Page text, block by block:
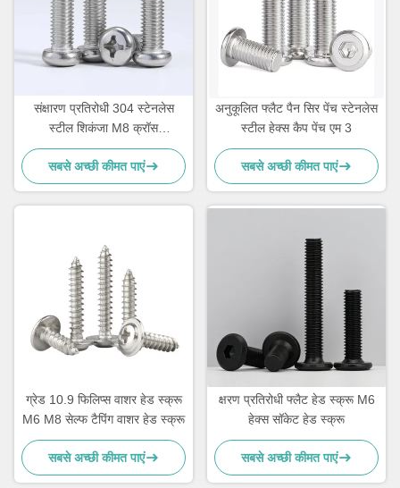
संक्षारण प्रतिरोधी 304 स्टेनलेस
स्टील शिकंजा M8 क्रॉस
Recessed सिर मशीन शिकंजा
सबसे अच्छी कीमत पाएं
अनुकूलित फ्लैट पैन सिर पेंच स्टेनलेस
स्टील हेक्स कैप पेंच एम 3
सबसे अच्छी कीमत पाएं
ग्रेड 10.9 फिलिप्स वाशर हेड स्क्रू
M6 M8 सेल्फ टैपिंग वाशर हेड स्क्रू
सबसे अच्छी कीमत पाएं
क्षरण प्रतिरोधी फ्लैट हेड स्क्रू M6
हेक्स सॉकेट हेड स्क्रू
सबसे अच्छी कीमत पाएं